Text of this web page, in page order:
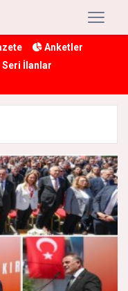
Anketler
Seri İlanlar